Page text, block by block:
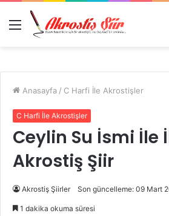
Menü
Anasayfa / C Harfi İle Akrostişler
C Harfi İle Akrostişler
Ceylin Su İsmi İle
Akrostiş Şiir
Akrostiş Şiirler Son güncelleme: 09 Mart
1 dakika okuma süresi